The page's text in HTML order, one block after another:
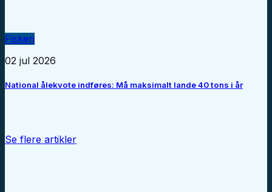
Fiskeri
02 jul 2026
National ålekvote indføres: Må maksimalt lande 40 tons i år
Se flere artikler